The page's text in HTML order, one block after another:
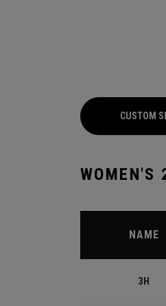
CUSTOM
WOMEN'S
NAME
3H